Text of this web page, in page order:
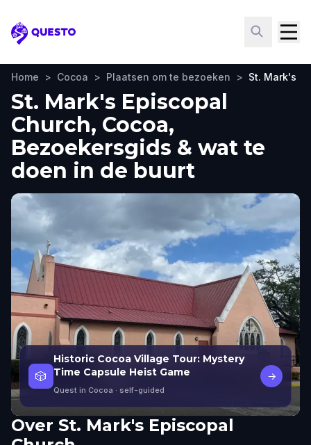
Questo
Home > Cocoa > Plaatsen om te bezoeken > St. Mark's
St. Mark's Episcopal
Church, Cocoa,
Bezoekersgids & wat te
doen in de buurt
🎲
Historic Cocoa Village Tour: Mystery
Time Capsule Heist Game
Quest in Cocoa · self-guided
→
Over St. Mark's Episcopal